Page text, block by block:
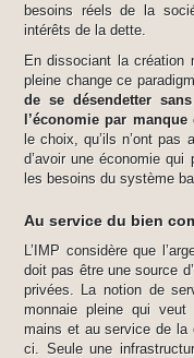
besoins réels de la
intérêts de la dette.
En dissociant la création
pleine change ce
de se désendetter
l’économie par manque
le choix, qu’ils n’ont pas
d’avoir une économie
les besoins du système
Au service du bien
L’IMP considère que
doit pas être une source
privées. La notion de
monnaie pleine qui
mains et au service de la
ci. Seule une